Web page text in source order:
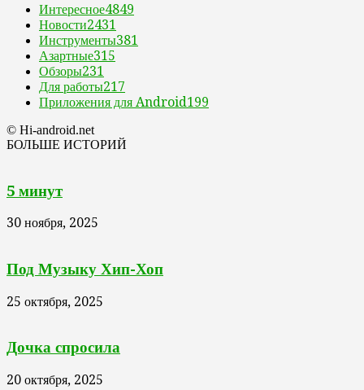
Интересное4849
Новости2431
Инструменты381
Азартные315
Обзоры231
Для работы217
Приложения для Android199
© Hi-android.net
БОЛЬШЕ ИСТОРИЙ
5 минут
30 ноября, 2025
Под Музыку Хип-Хоп
25 октября, 2025
Дочка спросила
20 октября, 2025